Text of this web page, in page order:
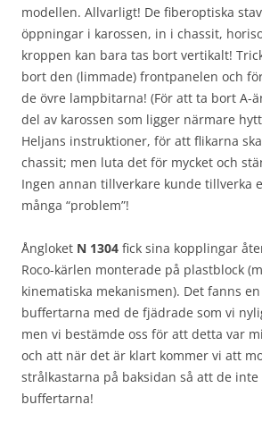
modellen. Allvarligt! De fiberoptiska
öppningar i karossen, in i chassit,
kroppen kan bara tas bort vertikalt!
bort den (limmade) frontpanelen och
de övre lampbitarna! (För att ta bort A-
del av karossen som ligger närmare
Heljans instruktioner, för att flikarna
chassit; men luta det för mycket och
Ingen annan tillverkare kunde tillverka
många “problem”!
Ångloket N 1304 fick sina kopplingar
Roco-kärlen monterade på plastblock
kinematiska mekanismen). Det fanns
buffertarna med de fjädrade som vi
men vi bestämde oss för att detta var
och att när det är klart kommer vi att
strålkastarna på baksidan så att de
buffertarna!